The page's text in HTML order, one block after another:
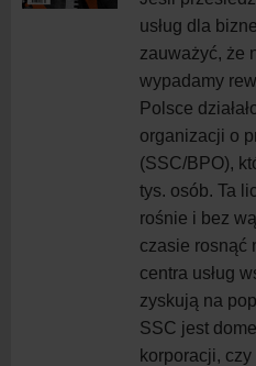
usług dla
zauważyć, że
wypadamy
Polsce
organizacji o
(SSC/BPO),
tys. osób. Ta
rośnie i bez
czasie rosnąć
centra usług
zyskują na
SSC jest
korporacji,